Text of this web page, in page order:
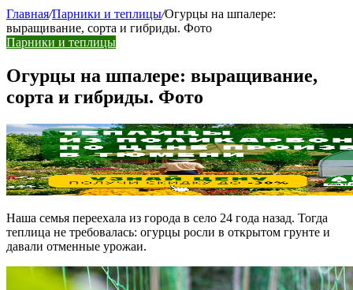
Главная/Парники и теплицы/Огурцы на шпалере:
выращивание, сорта и гибриды. Фото
Парники и теплицы
Огурцы на шпалере: выращивание,
сорта и гибриды. Фото
Наша семья переехала из города в село 24 года назад. Тогда
теплица не требовалась: огурцы росли в открытом грунте и
давали отменные урожаи.